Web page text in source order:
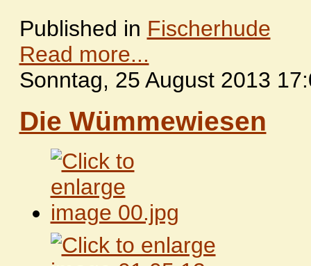
Published in Fischerhude
Read more...
Sonntag, 25 August 2013
Die Wümmewiesen